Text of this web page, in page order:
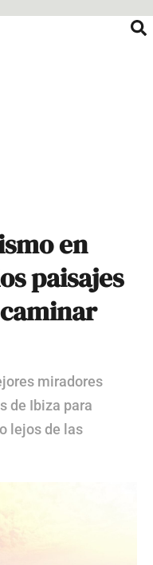
en
paisajes
miradores
de Ibiza para
lejos de las